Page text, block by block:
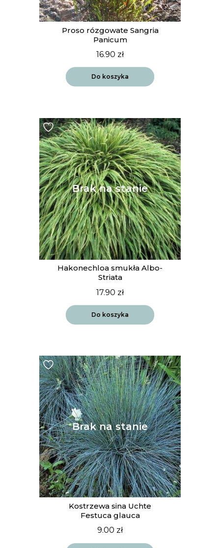
Proso rózgowate Sangria
Panicum
16.90 zł
Do koszyka
Hakonechloa smukła Albo-
Striata
17.90 zł
Do koszyka
Kostrzewa sina Uchte
Festuca glauca
9.00 zł